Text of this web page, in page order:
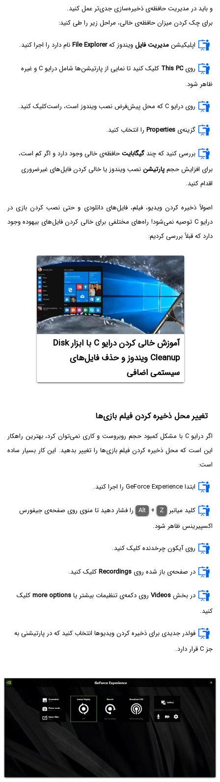
و باید در مدیریت حافظه‌ی ذخیره‌سازی جدی‌تر عمل کنید.
برای چک کردن میزان حافظه‌ی خالی، مراحل زیر را طی کنید:
اپلیکیشنمدیریت فایلویندوز کهFile Explorerنام دارد را اجرا کنید.
رویThis PC
کلیک کنید تا نمایی از پارتیشن‌ها شامل درایو C و غیره
ظاهر شود.
روی درایو C که محل پیش‌فرض نصب ویندوز است، راست‌کلیک کنید.
گزینه‌ی Properties را انتخاب کنید.
بررسی کنید که چندگیگابایتحافظه‌ی خالی وجود دارد و اگر کم است،
برای افزایش حجمپارتیشننصب ویندوز یا خالی کردن فایل‌های غیرضروری
اقدام کنید.
اصولاً ذخیره کردن ویدیو، فیلم، فایل‌های دانلودی و حتی نصب کردن بازی در
درایو C توصیه نمی‌شود! راه‌های مختلفی برای خالی کردن فایل‌های بیهوده وجود
دارد که قبلاً بررسی کردیم:
آموزش خالی کردن درایو C با ابزار Disk
Cleanup ویندوز و حذف فایل‌های
سیستمی اضافی
تغییر محل ذخیره کردن فیلم بازی‌ها
اگر درایو C با مشکل کمبود حجم روبروست و کاری نمی‌توان کرد، بهترین راهکار
این است که محل ذخیره کردن فیلم بازی‌ها را تغییر بدهید. این کار بسیار ساده
است:
ابتدا GeForce Experience را اجرا کنید.
کلید میانبر Alt + Z
را فشار دهید تا منوی روی صفحه‌ی جیفورس
اکسپیرینس ظاهر شود.
روی آیکون چرخدنده کلیک کنید.
در صفحه‌ی باز شده روی Recordingsکلیک کنید.
در بخشVideos روی دکمه‌ی تنظیمات بیشتر یاmore optionsکلیک
کنید.
فولدر جدیدی برای ذخیره کردن ویدیوها انتخاب کنید که در پارتیشنی به
جز C قرار دارد.